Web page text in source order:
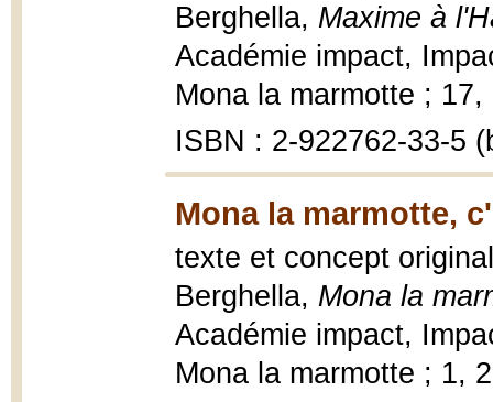
Berghella, Maxime à
Académie impact,
Mona la marmotte ;
ISBN : 2-922762-33-5
Mona la marmotte,
texte et concept
Berghella, Mona la
Académie impact,
Mona la marmotte ; 1,